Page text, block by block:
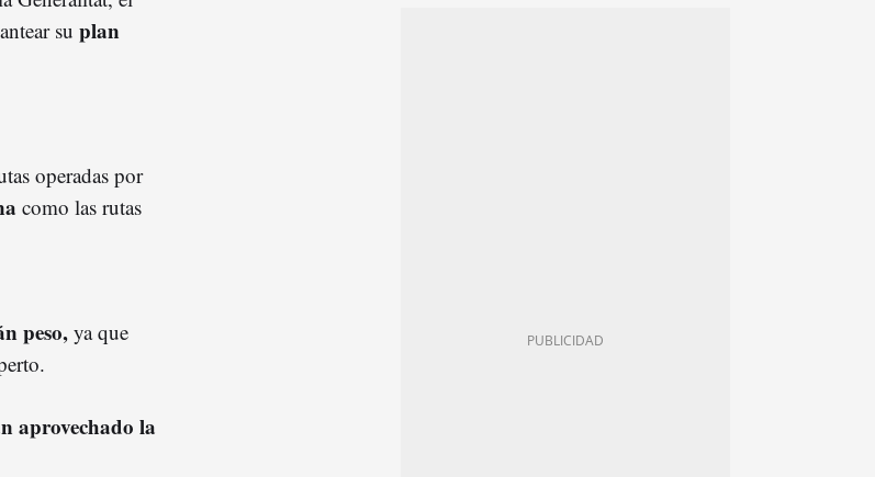
su plan
operadas por
como las rutas
peso, ya que
aprovechado la